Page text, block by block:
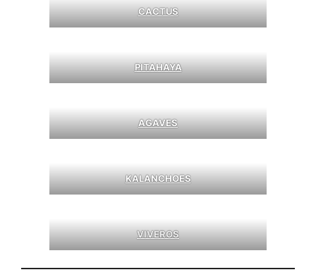
CACTUS
PITAHAYA
AGAVES
KALANCHOES
VIVEROS